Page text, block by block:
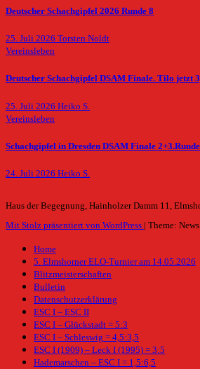
Deutscher Schachgipfel 2026 Runde 8
25. Juli 2026 Torsten Noldt
Vereinsleben
Deutscher Schachgipfel DSAM Finale. Tilo jetzt
25. Juli 2026 Heiko S.
Vereinsleben
Schachgipfel in Dresden DSAM Finale
24. Juli 2026 Heiko S.
Haus der Begegnung, Hainholzer Damm 11,
Mit Stolz präsentiert von WordPress | Theme:
Home
5. Elmshorner ELO-Turnier am 14.05.2026
Blitzmeisterschaften
Bulletin
Datenschutzerklärung
ESC I – ESC II
ESC I – Glückstadt = 5:3
ESC I – Schleswig = 4,5:3,5
ESC I (1909) – Leck I (1995) = 3:5
Hademarschen – ESC I = 1,5:6,5